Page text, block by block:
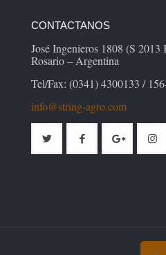
CONTACTANOS
José Ingenieros 1808 (S
Rosario – Argentina
Tel/Fax: (0341) 4300133 /
info@string-agro.com